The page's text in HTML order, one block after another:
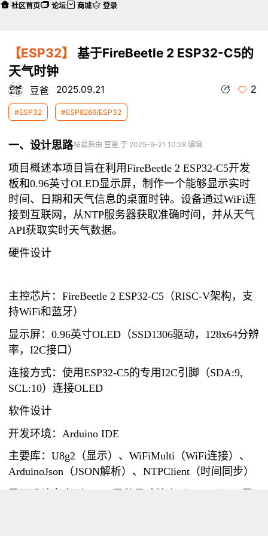
【ESP32】
基于FireBeetle 2 ESP32-C5的
天气时钟
豆爸 2025.09.21 2
#ESP32 #ESP8266/ESP32
本帖最后由 豆爸 于 2025-9-21 10:28 编辑
一、设计思路
项目概述本项目旨在利用FireBeetle 2 ESP32-C5开发
板和0.96英寸OLED显示屏，制作一个能够显示实时
时间、日期和天气信息的桌面时钟。设备通过WiFi连
接到互联网，从NTP服务器获取准确时间，并从天气
API获取实时天气数据。
硬件设计
主控芯片：FireBeetle 2 ESP32-C5（RISC-V架构，支
持WiFi和蓝牙）
显示屏：0.96英寸OLED（SSD1306驱动，128x64分辨
率，I2C接口）
连接方式：使用ESP32-C5的专用I2C引脚（SDA:9,
SCL:10）连接OLED
软件设计
开发环境：Arduino IDE
主要库：U8g2（显示）、WiFiMulti（WiFi连接）、
ArduinoJson（JSON解析）、NTPClient（时间同步）
社区首页 论坛 商城 登录